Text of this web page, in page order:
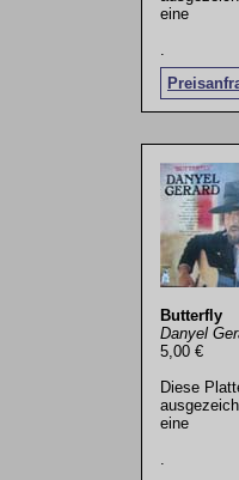
eine
Butterfly
Danyel
5,00 €
Diese
eine